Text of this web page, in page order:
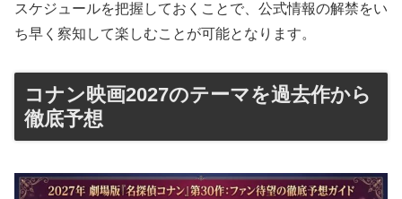
スケジュールを把握しておくことで、公式情報の解禁をい
ち早く察知して楽しむことが可能となります。
コナン映画2027のテーマを過去作から
徹底予想